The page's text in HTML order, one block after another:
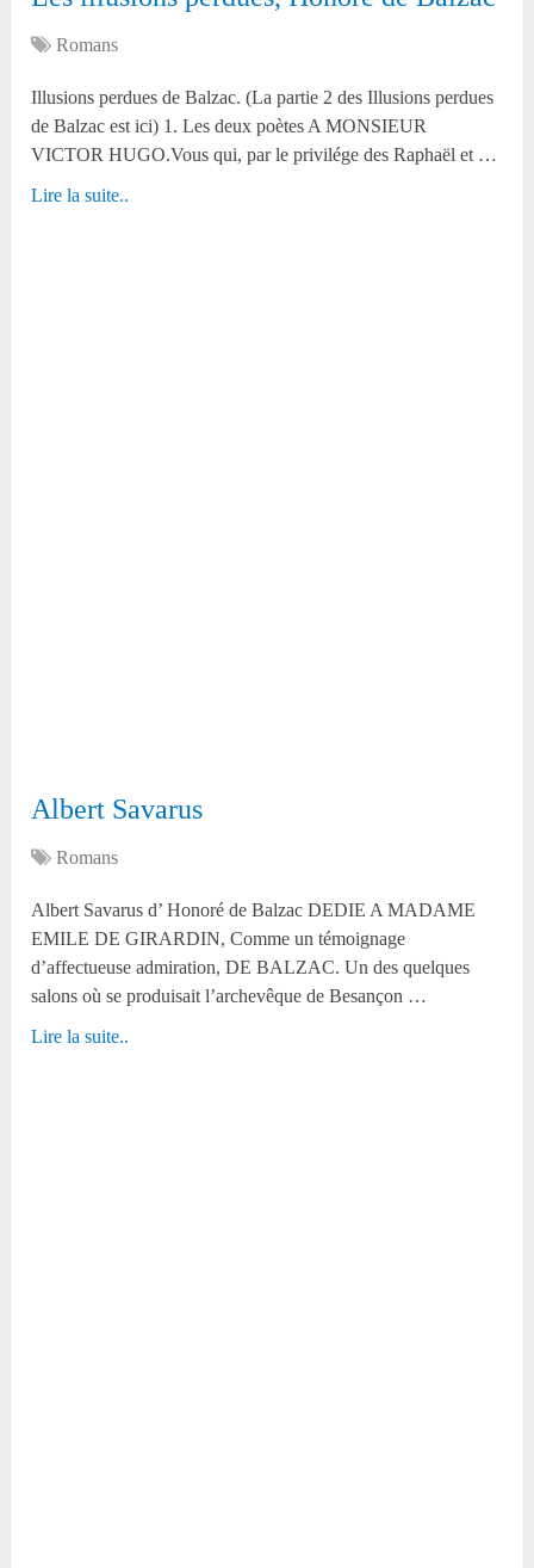
Romans
Illusions perdues de Balzac. (La partie 2 des Illusions perdues
de Balzac est ici) 1. Les deux poètes A MONSIEUR
VICTOR HUGO.Vous qui, par le privilége des Raphaël et …
Lire la suite..
Albert Savarus
Romans
Albert Savarus d’ Honoré de Balzac DEDIE A MADAME
EMILE DE GIRARDIN, Comme un témoignage
d’affectueuse admiration, DE BALZAC. Un des quelques
salons où se produisait l’archevêque de Besançon …
Lire la suite..